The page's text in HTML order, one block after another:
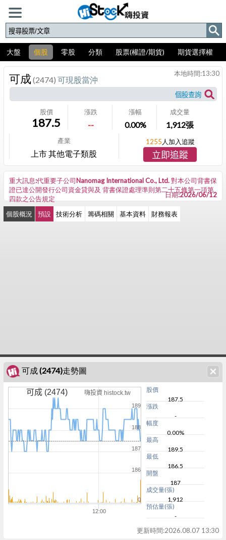
大盤 個股 零股 分類 股票(權證/期貨) 期貨選擇權
可成 (2474) 可現股當沖
股價
187.5
漲跌
--
漲幅
0.00%
成交量
1,912張
產業
上市 其他電子類股
本地時間:13:30
1255 人加入追蹤
立即追蹤
重大訊息:代重要子公司Nanomag International Co., Ltd. 對本公司背書保
證已達公開發行公司資金貸與及 背書保證處理準則第二十五條第一項第
四款之公告規定
日期:2026/06/12
個股概況 預設 技術分析 籌碼相關 基本資料 財務報表
可成 (2474)走勢圖
可成 (2474) 嗨投資 histock.tw
12:00
186
187
188
189
0
股價
187.5
漲跌
-
幅度
0.00%
最高
189.5
最低
186.5
開盤
187
成交量(張)
1,912
預估量(張)
-
更新時間:2026.08.07 13:30